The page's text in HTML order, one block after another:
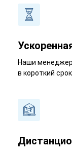
Наши
в короткий срок